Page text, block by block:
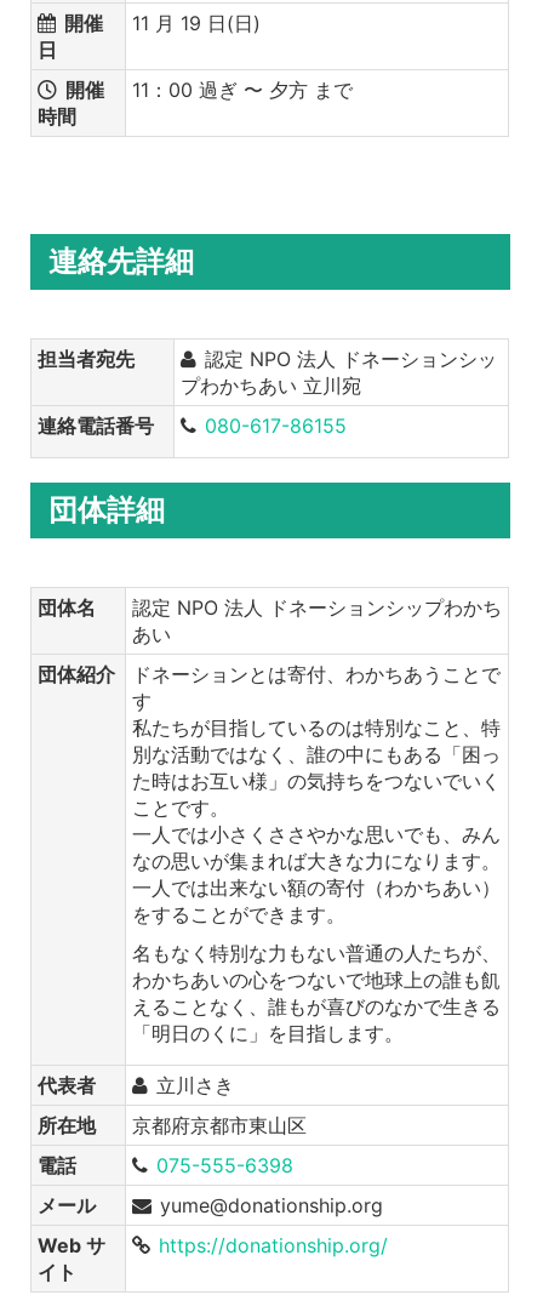
開催
日
11 月 19 日(日)
開催
時間
11：00 過ぎ 〜 夕方 まで
連絡先詳細
担当者宛先
認定 NPO 法人 ドネーションシッ
プわかちあい 立川宛
連絡電話番号
080-617-86155
団体詳細
団体名
認定 NPO 法人 ドネーションシップわかち
あい
団体紹介
ドネーションとは寄付、わかちあうことで
す
私たちが目指しているのは特別なこと、特
別な活動ではなく、誰の中にもある「困っ
た時はお互い様」の気持ちをつないでいく
ことです。
一人では小さくささやかな思いでも、みん
なの思いが集まれば大きな力になります。
一人では出来ない額の寄付（わかちあい）
をすることができます。
名もなく特別な力もない普通の人たちが、
わかちあいの心をつないで地球上の誰も飢
えることなく、誰もが喜びのなかで生きる
「明日のくに」を目指します。
代表者
立川さき
所在地
京都府京都市東山区
電話
075-555-6398
メール
yume@donationship.org
Web サ
イト
https://donationship.org/